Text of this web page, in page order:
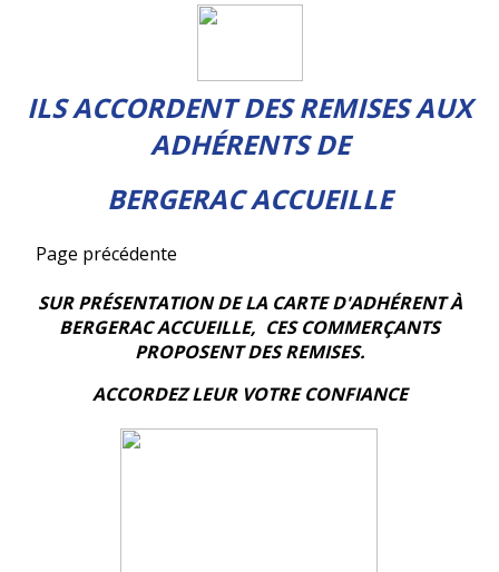
ILS ACCORDENT DES REMISES AUX
ADHÉRENTS DE
BERGERAC ACCUEILLE
Page précédente
SUR PRÉSENTATION DE LA CARTE D'ADHÉRENT À
BERGERAC ACCUEILLE, CES COMMERÇANTS
PROPOSENT DES REMISES.
ACCORDEZ LEUR VOTRE CONFIANCE